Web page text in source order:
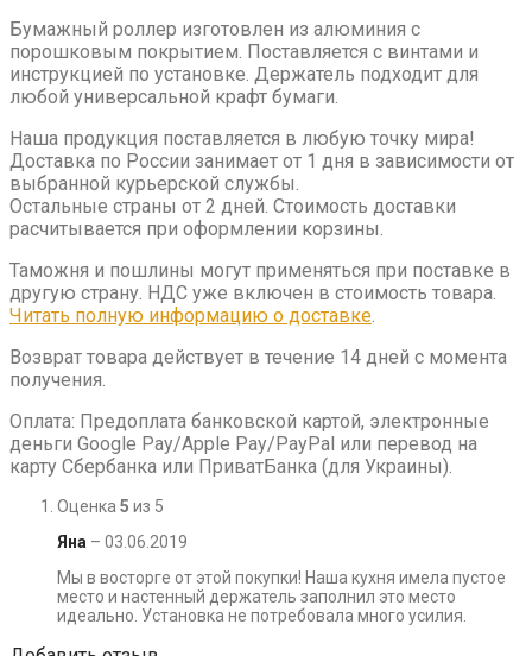
Бумажный роллер изготовлен из алюминия с
порошковым покрытием. Поставляется с винтами и
инструкцией по установке. Держатель подходит для
любой универсальной крафт бумаги.
Наша продукция поставляется в любую точку мира!
Доставка по России занимает от 1 дня в зависимости от
выбранной курьерской службы.
Остальные страны от 2 дней. Стоимость доставки
расчитывается при оформлении корзины.
Таможня и пошлины могут применяться при поставке в
другую страну. НДС уже включен в стоимость товара.
Читать полную информацию о доставке
Возврат товара действует в течение 14 дней с момента
получения.
Оплата: Предоплата банковской картой, электронные
деньги Google Pay/Apple Pay/PayPal или перевод на
карту Сбербанка или ПриватБанка (для Украины).
Оценка 5 из 5
Яна – 03.06.2019
Мы в восторге от этой покупки! Наша кухня имела пустое
место и настенный держатель заполнил это место
идеально. Установка не потребовала много усилия.